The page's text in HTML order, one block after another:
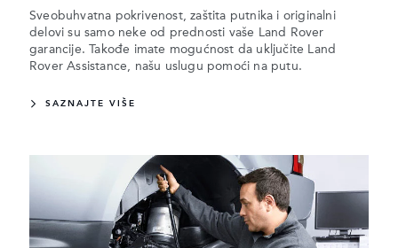
Sveobuhvatna pokrivenost, zaštita putnika i originalni
delovi su samo neke od prednosti vaše Land Rover
garancije. Takođe imate mogućnost da uključite Land
Rover Assistance, našu uslugu pomoći na putu.
SAZNAJTE VIŠE